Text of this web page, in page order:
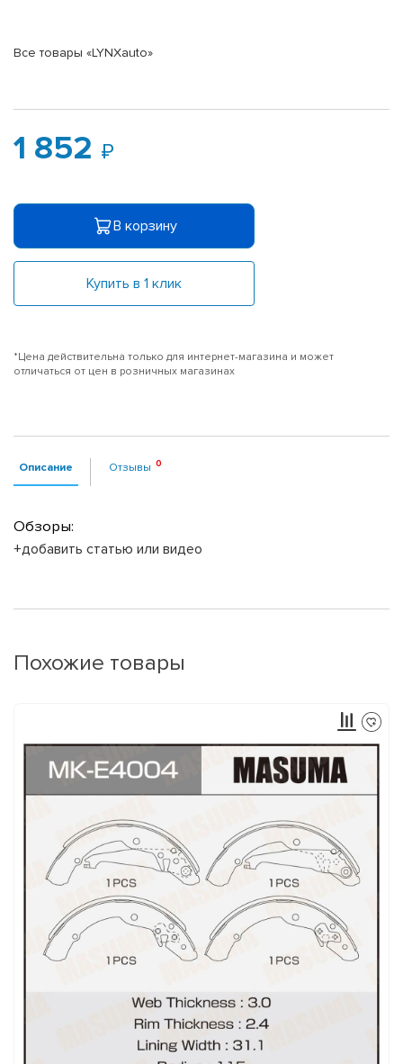
Все товары «LYNXauto»
1 852
В корзину
Купить в 1 клик
*Цена действительна только для интернет-магазина и может
отличаться от цен в розничных магазинах
Описание Отзывы
Обзоры:
+добавить статью или видео
Похожие товары